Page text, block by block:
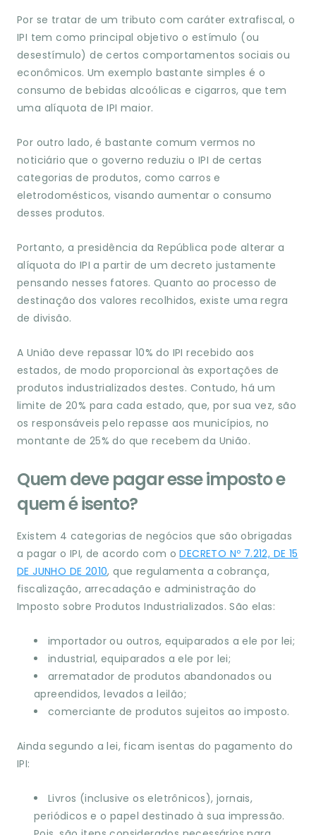
Por se tratar de um tributo com caráter extrafiscal, o
IPI tem como principal objetivo o estímulo (ou
desestímulo) de certos comportamentos sociais ou
econômicos. Um exemplo bastante simples é o
consumo de bebidas alcoólicas e cigarros, que tem
uma alíquota de IPI maior.
Por outro lado, é bastante comum vermos no
noticiário que o governo reduziu o IPI de certas
categorias de produtos, como carros e
eletrodomésticos, visando aumentar o consumo
desses produtos.
Portanto, a presidência da República pode alterar a
alíquota do IPI a partir de um decreto justamente
pensando nesses fatores. Quanto ao processo de
destinação dos valores recolhidos, existe uma regra
de divisão.
A União deve repassar 10% do IPI recebido aos
estados, de modo proporcional às exportações de
produtos industrializados destes. Contudo, há um
limite de 20% para cada estado, que, por sua vez, são
os responsáveis pelo repasse aos municípios, no
montante de 25% do que recebem da União.
Quem deve pagar esse imposto e
quem é isento?
Existem 4 categorias de negócios que são obrigadas
a pagar o IPI, de acordo com oDECRETO Nº 7.212, DE 15
DE JUNHO DE 2010, que regulamenta a cobrança,
fiscalização, arrecadação e administração do
Imposto sobre Produtos Industrializados. São elas:
importador ou outros, equiparados a ele por lei;
industrial, equiparados a ele por lei;
arrematador de produtos abandonados ou
apreendidos, levados a leilão;
comerciante de produtos sujeitos ao imposto.
Ainda segundo a lei, ficam isentas do pagamento do
IPI:
Livros (inclusive os eletrônicos), jornais,
periódicos e o papel destinado à sua impressão.